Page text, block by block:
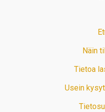
Näin
Tietoa
Usein